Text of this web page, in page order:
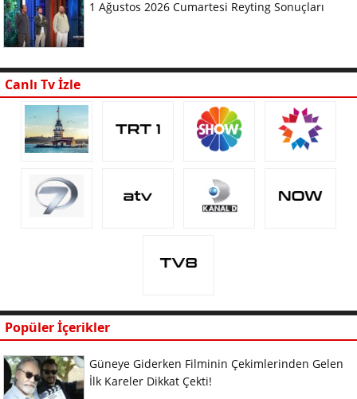
1 Ağustos 2026 Cumartesi Reyting Sonuçları
Canlı Tv İzle
Popüler İçerikler
Güneye Giderken Filminin Çekimlerinden Gelen
İlk Kareler Dikkat Çekti!